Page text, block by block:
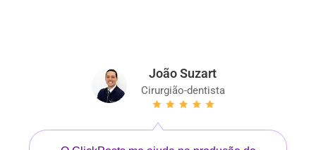
João Suzart
Cirurgião-dentista